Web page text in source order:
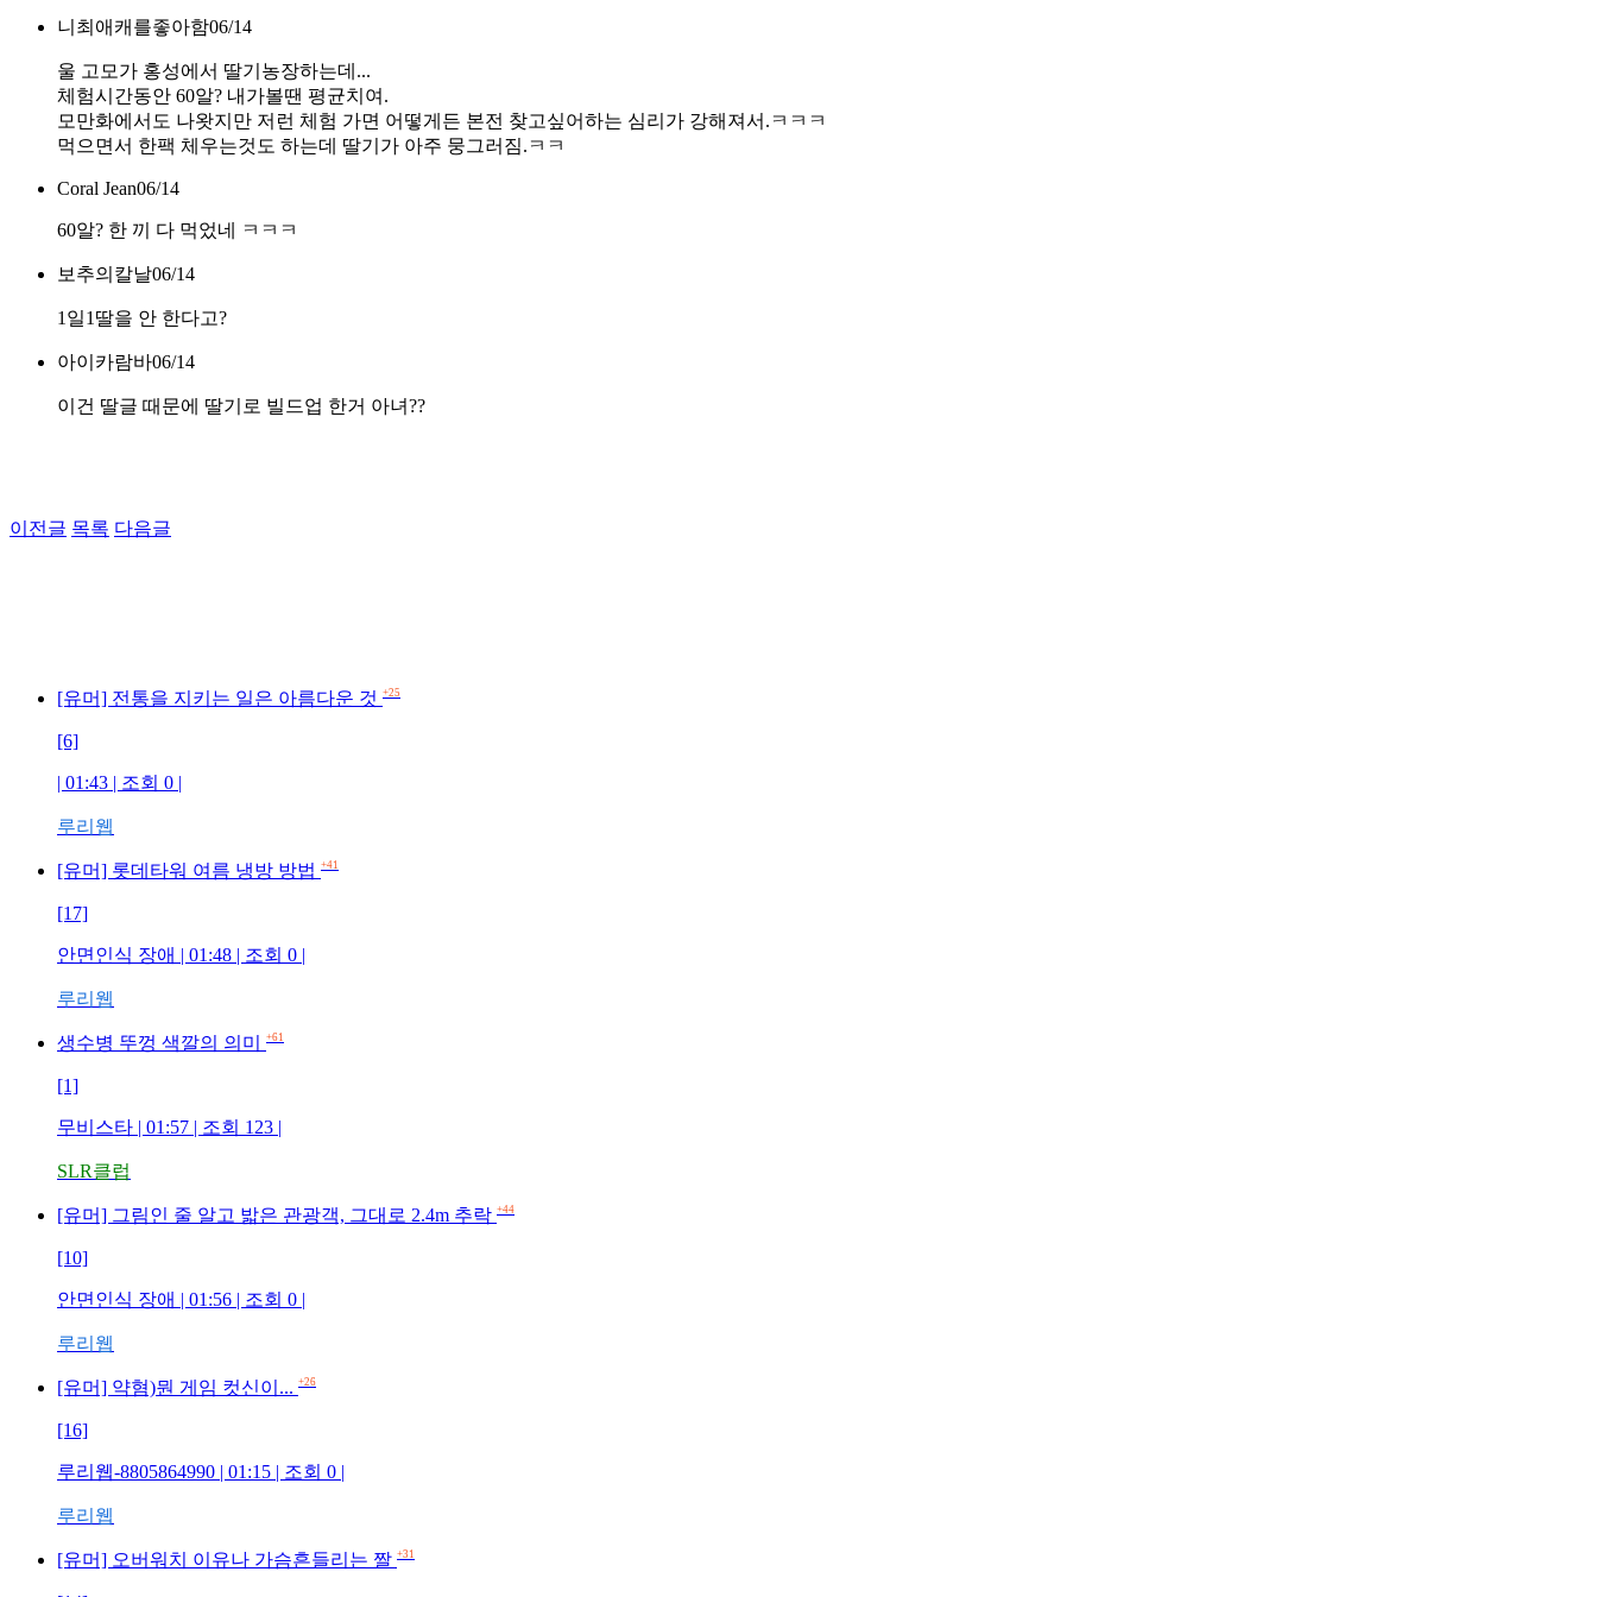
니최애캐를좋아함06/14
울 고모가 홍성에서 딸기농장하는데...
체험시간동안 60알? 내가볼땐 평균치여.
모만화에서도 나왓지만 저런 체험 가면 어떻게든 본전 찾고싶어하는 심리가 강해져서.ㅋㅋㅋ
먹으면서 한팩 체우는것도 하는데 딸기가 아주 뭉그러짐.ㅋㅋ
Coral Jean06/14
60알? 한 끼 다 먹었네 ㅋㅋㅋ
보추의칼날06/14
1일1딸을 안 한다고?
아이카람바06/14
이건 딸글 때문에 딸기로 빌드업 한거 아녀??
이전글 목록 다음글
[유머] 전통을 지키는 일은 아름다운 것 +25
[6]
| 01:43 | 조회 0 |
루리웹
[유머] 롯데타워 여름 냉방 방법 +41
[17]
안면인식 장애 | 01:48 | 조회 0 |
루리웹
생수병 뚜껑 색깔의 의미 +61
[1]
무비스타 | 01:57 | 조회 123 |
SLR클럽
[유머] 그림인 줄 알고 밟은 관광객, 그대로 2.4m 추락 +44
[10]
안면인식 장애 | 01:56 | 조회 0 |
루리웹
[유머] 약혐)뭔 게임 컷신이... +26
[16]
루리웹-8805864990 | 01:15 | 조회 0 |
루리웹
[유머] 오버워치 이유나 가슴흔들리는 짤 +31